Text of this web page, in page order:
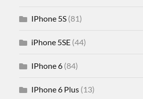
IPhone 5S (81)
iPhone 5SE (44)
IPhone 6 (84)
IPhone 6 Plus (13)